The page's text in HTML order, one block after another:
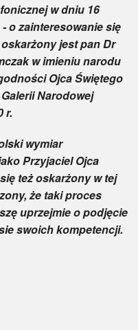
w dniu 16
o zainteresowanie się
jest pan Dr
w imieniu narodu
Ojca Świętego
Narodowej
r.
wymiar
Przyjaciel Ojca
też oskarżony w tej
że taki proces
uprzejmie o podjęcie
swoich kompetencji.